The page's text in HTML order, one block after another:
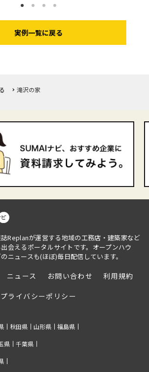
実例一覧に戻る
滝沢の家
Replanが運営する地域の工務店・建築家など
会えるポータルサイトです。オープンハウ
ニュースも(ほぼ)毎日配信しています。
ニュース お問い合わせ 利用規約
プライバシーポリシー
秋田県 山形県 福島県
県 千葉県